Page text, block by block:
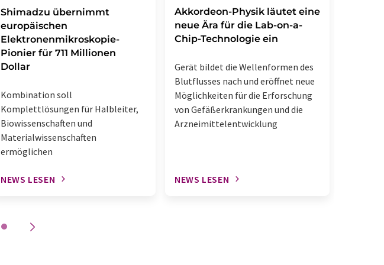
Shimadzu übernimmt
europäischen
Elektronenmikroskopie-
Pionier für 711 Millionen
Dollar
Kombination soll
Komplettlösungen für Halbleiter,
Biowissenschaften und
Materialwissenschaften
ermöglichen
NEWS LESEN
Akkordeon-Physik läutet eine
neue Ära für die Lab-on-a-
Chip-Technologie ein
Gerät bildet die Wellenformen des
Blutflusses nach und eröffnet neue
Möglichkeiten für die Erforschung
von Gefäßerkrankungen und die
Arzneimittelentwicklung
NEWS LESEN